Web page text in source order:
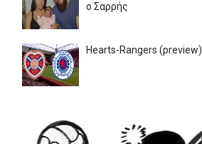
ο Σαρρής
Hearts-Rangers (preview)